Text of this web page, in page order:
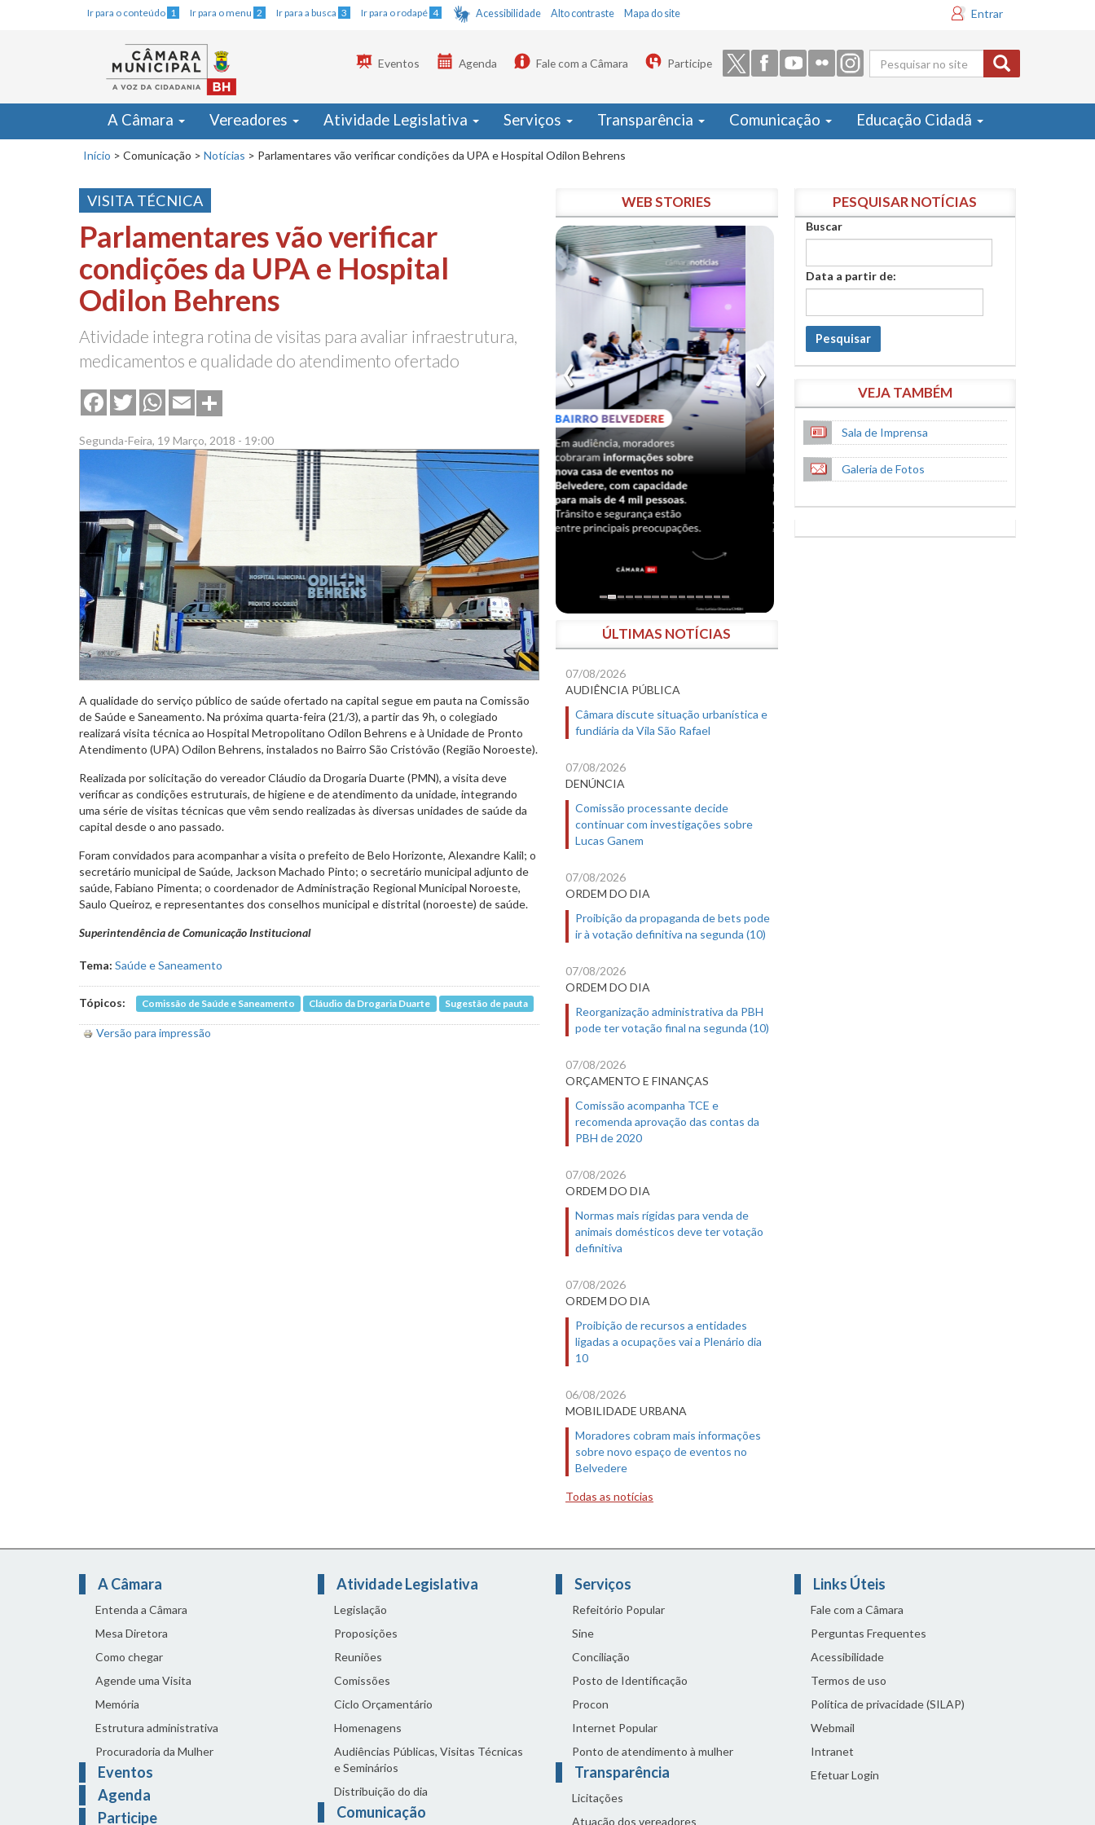
Ir para o conteúdo 1 Ir para o menu 2 Ir para a busca 3 Ir para o rodapé 4 Acessibilidade Alto contraste Mapa do site Entrar
Formulário
de busca
Eventos Agenda Fale com a Câmara Participe
A Câmara Vereadores Atividade Legislativa Serviços Transparência Comunicação Educação Cidadã
Início > Comunicação > Notícias > Parlamentares vão verificar condições da UPA e Hospital Odilon Behrens
VISITA TÉCNICA
Parlamentares vão verificar
condições da UPA e Hospital
Odilon Behrens
Atividade integra rotina de visitas para avaliar infraestrutura,
medicamentos e qualidade do atendimento ofertado
FacebookTwitterWhatsApp
Email
Segunda-Feira, 19 Março, 2018 - 19:00
A qualidade do serviço público de saúde ofertado na capital segue em pauta na Comissão
de Saúde e Saneamento. Na próxima quarta-feira (21/3), a partir das 9h, o colegiado
realizará visita técnica ao Hospital Metropolitano Odilon Behrens e à Unidade de Pronto
Atendimento (UPA) Odilon Behrens, instalados no Bairro São Cristóvão (Região Noroeste).
Realizada por solicitação do vereador Cláudio da Drogaria Duarte (PMN), a visita deve
verificar as condições estruturais, de higiene e de atendimento da unidade, integrando
uma série de visitas técnicas que vêm sendo realizadas às diversas unidades de saúde da
capital desde o ano passado.
Foram convidados para acompanhar a visita o prefeito de Belo Horizonte, Alexandre Kalil; o
secretário municipal de Saúde, Jackson Machado Pinto; o secretário municipal adjunto de
saúde, Fabiano Pimenta; o coordenador de Administração Regional Municipal Noroeste,
Saulo Queiroz, e representantes dos conselhos municipal e distrital (noroeste) de saúde.
Superintendência de Comunicação Institucional
Tema: Saúde e Saneamento
Tópicos: Comissão de Saúde e Saneamento Cláudio da Drogaria Duarte Sugestão de pauta
Versão para impressão
WEB STORIES
ÚLTIMAS NOTÍCIAS
07/08/2026
AUDIÊNCIA PÚBLICA
Câmara discute situação urbanística e
fundiária da Vila São Rafael
07/08/2026
DENÚNCIA
Comissão processante decide
continuar com investigações sobre
Lucas Ganem
07/08/2026
ORDEM DO DIA
Proibição da propaganda de bets pode
ir à votação definitiva na segunda (10)
07/08/2026
ORDEM DO DIA
Reorganização administrativa da PBH
pode ter votação final na segunda (10)
07/08/2026
ORÇAMENTO E FINANÇAS
Comissão acompanha TCE e
recomenda aprovação das contas da
PBH de 2020
07/08/2026
ORDEM DO DIA
Normas mais rígidas para venda de
animais domésticos deve ter votação
definitiva
07/08/2026
ORDEM DO DIA
Proibição de recursos a entidades
ligadas a ocupações vai a Plenário dia
10
06/08/2026
MOBILIDADE URBANA
Moradores cobram mais informações
sobre novo espaço de eventos no
Belvedere
Todas as notícias
PESQUISAR NOTÍCIAS
Buscar
Data a partir de:
Pesquisar
VEJA TAMBÉM
Sala de Imprensa
Galeria de Fotos
A Câmara
Entenda a Câmara
Mesa Diretora
Como chegar
Agende uma Visita
Memória
Estrutura administrativa
Procuradoria da Mulher
Eventos
Agenda
Participe
Atividade Legislativa
Legislação
Proposições
Reuniões
Comissões
Ciclo Orçamentário
Homenagens
Audiências Públicas, Visitas Técnicas
e Seminários
Distribuição do dia
Comunicação
Serviços
Refeitório Popular
Sine
Conciliação
Posto de Identificação
Procon
Internet Popular
Ponto de atendimento à mulher
Transparência
Licitações
Atuação dos vereadores
Links Úteis
Fale com a Câmara
Perguntas Frequentes
Acessibilidade
Termos de uso
Política de privacidade (SILAP)
Webmail
Intranet
Efetuar Login